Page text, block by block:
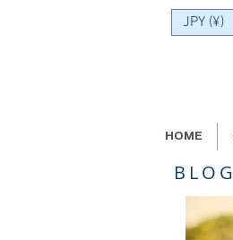
JPY (¥)
HOME
BLOG